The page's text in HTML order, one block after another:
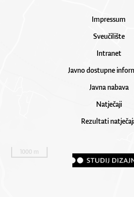
1000 m
Impressum
Sveučilište
Intranet
Javno dostupne
Javna nabava
Natječaji
Rezultati